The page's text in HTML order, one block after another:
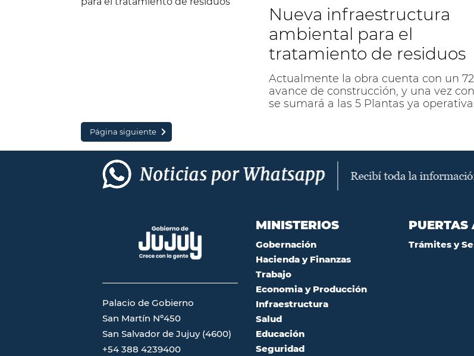
Nueva infraestructura
ambiental para el
tratamiento de residuos
Actualmente la obra cuenta con un
avance de construcción, y una vez
se sumará a las 5 Plantas ya
Página siguiente
Palacio de Gobierno
San Martín Nº450
San Salvador de Jujuy (4600)
+54 388 4239400
MINISTERIOS
Gobernación
Hacienda y Finanzas
Trabajo
Economia y Producción
Infraestructura
Salud
Educación
Seguridad
PUERTAS
Trámites y